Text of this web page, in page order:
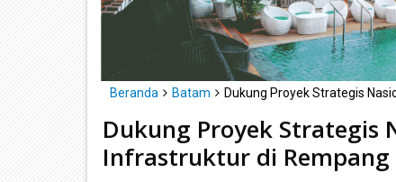
Beranda Batam Dukung Proyek Strategis
Dukung Proyek Strategis
Infrastruktur di Rempang